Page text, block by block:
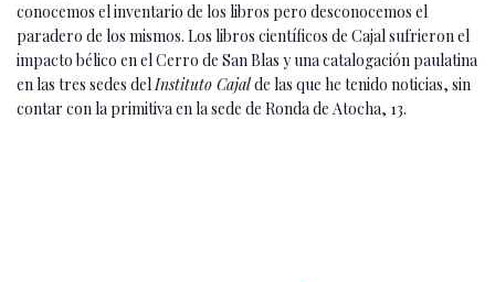
conocemos el inventario de los libros pero desconocemos el
paradero de los mismos. Los libros científicos de Cajal sufrieron el
impacto bélico en el Cerro de San Blas y una catalogación paulatina
en las tres sedes delInstituto Cajalde las que he tenido noticias, sin
contar con la primitiva en la sede de Ronda de Atocha, 13.